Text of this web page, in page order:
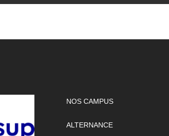
NOS CAMPUS
ALTERNANCE